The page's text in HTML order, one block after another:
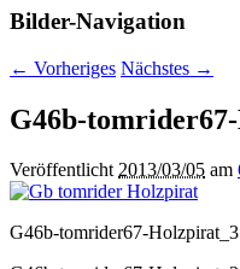
Bilder-Navigation
← Vorheriges Nächstes →
G46b-
Veröffentlicht2013/03/05 am
G46b-tomrider67-Holzpirat_3